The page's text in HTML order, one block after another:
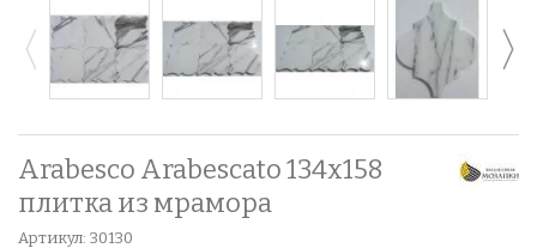
Arabesco Arabescato 134x158
плитка из мрамора
Артикул: 30130